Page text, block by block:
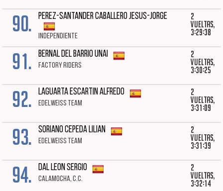
90. PEREZ-SANTANDER CABALLERO JESUS-JORGE
INDEPENDIENTE
2
vueltas,
3:29:38
91. BERNAL DEL BARRIO UNAI
FACTORY RIDERS
2
vueltas,
3:30:25
92. LAGUARTA ESCARTIN ALFREDO
EDELWEISS TEAM
2
vueltas,
3:31:09
93. SORIANO CEPEDA LILIAN
EDELWEISS TEAM
2
vueltas,
3:31:39
94. DAL LEON SERGIO
CALAMOCHA, C.C.
2
vueltas,
3:32:14